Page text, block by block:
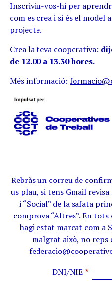
Inscriviu-vos-hi per
com es crea i si és el model
projecte.
Crea la teva cooperativa:
de 12.00 a 13.30 hores.
Més informació:
Rebràs un correu de
us plau, si tens Gmail
i “Social” de la safata
comprova “Altres”. En tots
hagi estat marcat com a
malgrat això, no reps
DNI/NIE